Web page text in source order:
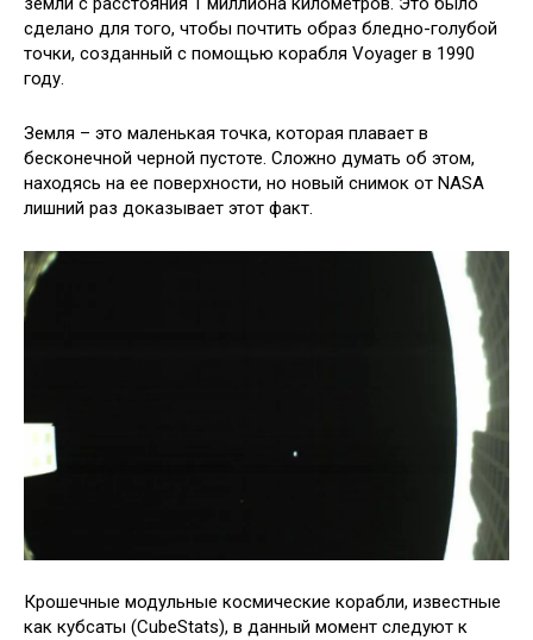
сделано для того, чтобы почтить образ бледно-голубой
точки, созданный с помощью корабля Voyager в 1990
году.
Земля – это маленькая точка, которая плавает в
бесконечной черной пустоте. Сложно думать об этом,
находясь на ее поверхности, но новый снимок от NASA
лишний раз доказывает этот факт.
Крошечные модульные космические корабли, известные
как кубсаты (CubeStats), в данный момент следуют к